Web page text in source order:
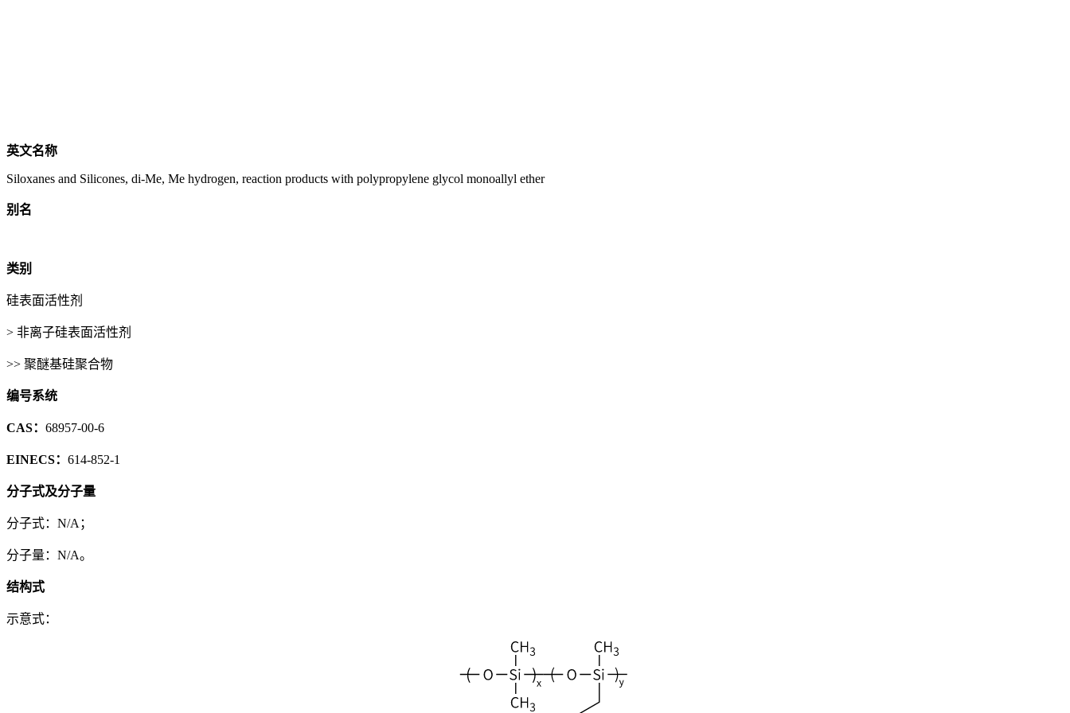
英文名称
Siloxanes and Silicones, di-Me, Me hydrogen, reaction products with polypropylene glycol monoallyl ether
别名
类别
硅表面活性剂
> 非离子硅表面活性剂
>> 聚醚基硅聚合物
编号系统
CAS： 68957-00-6
EINECS： 614-852-1
分子式及分子量
分子式：N/A；
分子量：N/A。
结构式
示意式：